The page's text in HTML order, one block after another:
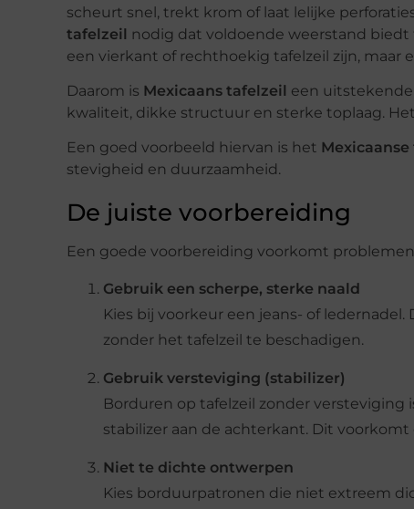
scheurt snel, trekt krom of laat lelijke
tafelzeil nodig dat voldoende weerstand
een vierkant of rechthoekig tafelzeil zijn, maar
Daarom is Mexicaans tafelzeil een
kwaliteit, dikke structuur en sterke toplaag.
Een goed voorbeeld hiervan is het
stevigheid en duurzaamheid.
De juiste voorbereiding
Een goede voorbereiding voorkomt
Gebruik een scherpe, sterke naald
Kies bij voorkeur een jeans- of
zonder het tafelzeil te beschadigen.
Gebruik versteviging (stabilizer)
Borduren op tafelzeil zonder versteviging
stabilizer aan de achterkant. Dit
Niet te dichte ontwerpen
Kies borduurpatronen die niet extreem